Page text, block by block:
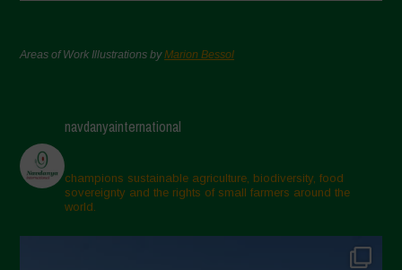
Areas of Work Illustrations byMarion Bessol
navdanyainternational
champions sustainable agriculture, biodiversity, food
sovereignty and the rights of small farmers around the
world.